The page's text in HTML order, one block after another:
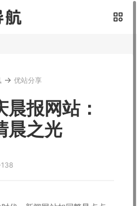
→ 优站分享
报网站：
晨之光
138